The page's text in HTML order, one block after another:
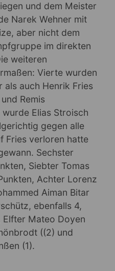
und dem Meister
Narek Wehner mit
aber nicht dem
im direkten
weiteren
Vierte wurden
als auch Henrik Fries
Remis
Elias Stroisch
gegen alle
Fries verloren hatte
Sechster
Siebter Tomas
Achter Lorenz
Aiman Bitar
ebenfalls 4,
Elfter Mateo Doyen
((2) und
(1).